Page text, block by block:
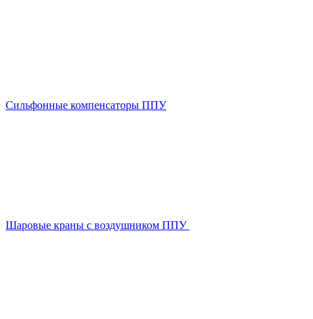
Сильфонные компенсаторы ППУ
Шаровые краны с воздушником ППУ